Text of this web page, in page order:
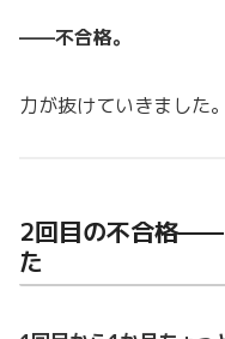
——不合格。
力が抜けていきました
2回目の不合格——
た